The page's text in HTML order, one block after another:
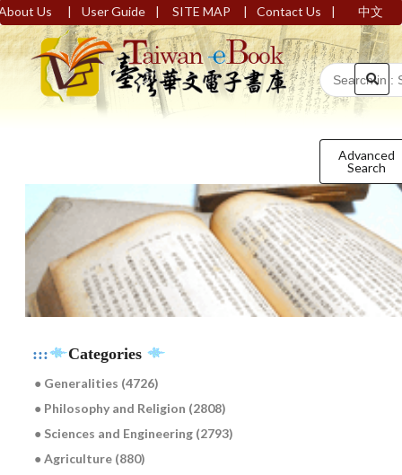
Us | User Guide | SITE MAP | Contact Us | 中文
Advanced
Search
::: Categories
● Generalities (4726)
● Philosophy and Religion (2808)
● Sciences and Engineering (2793)
● Agriculture (880)